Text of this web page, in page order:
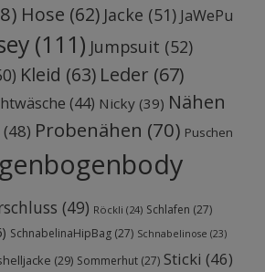
Hose (62) Jacke (51) JaWePu
(111) Jumpsuit (52)
Kleid (63) Leder (67)
(44) Nicky (39) Nähen
(48) Probenähen (70) Puschen
(49) Röckli (24) Schlafen (27)
SchnabelinaHipBag (27) Schnabelinose (23)
(29) Sommerhut (27) Sticki (46)